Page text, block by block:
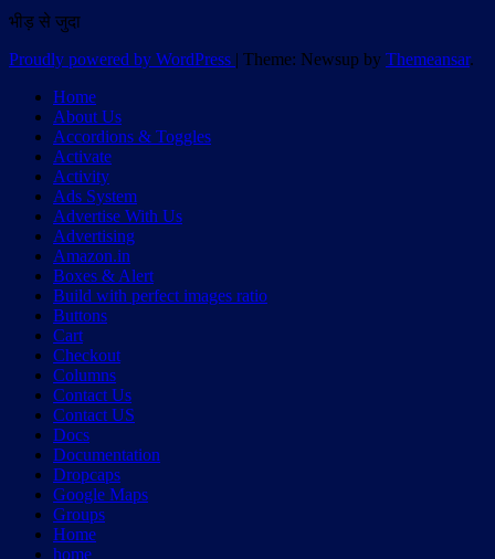
भीड़ से जुदा
Proudly powered by WordPress
Theme: Newsup by Themeansar.
Home
About Us
Accordions & Toggles
Activate
Activity
Ads System
Advertise With Us
Advertising
Amazon.in
Boxes & Alert
Build with perfect images ratio
Buttons
Cart
Checkout
Columns
Contact Us
Contact US
Docs
Documentation
Dropcaps
Google Maps
Groups
Home
home